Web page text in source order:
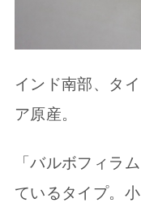
インド南部、タ
ア原産。
「バルボフィラ
ているタイプ。